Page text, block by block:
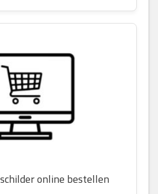
online bestellen